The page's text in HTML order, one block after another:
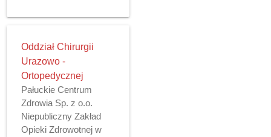
Oddział Chirurgii
Urazowo -
Ortopedycznej
Pałuckie Centrum
Zdrowia Sp. z o.o.
Niepubliczny Zakład
Opieki Zdrowotnej w